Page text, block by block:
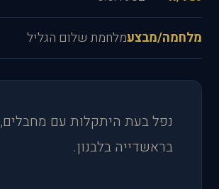
מלחמה/מבצעמלחמת שלום הגליל
נפל בעת היתקלות עם מחבלים,
בראשדייה בלבנון.